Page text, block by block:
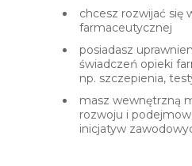
chcesz rozwijać się
farmaceutycznej
posiadasz
świadczeń opieki
np. szczepienia,
masz wewnętrzną
rozwoju i
inicjatyw